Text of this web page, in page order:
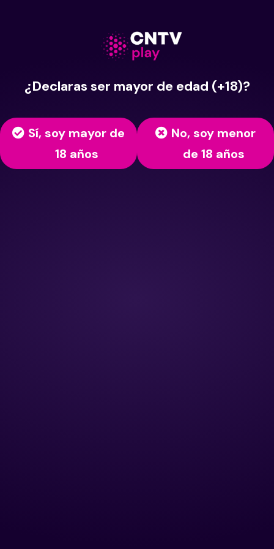
¿Declaras ser mayor de edad (+18)?
Sí, soy mayor de
18 años
No, soy menor
de 18 años